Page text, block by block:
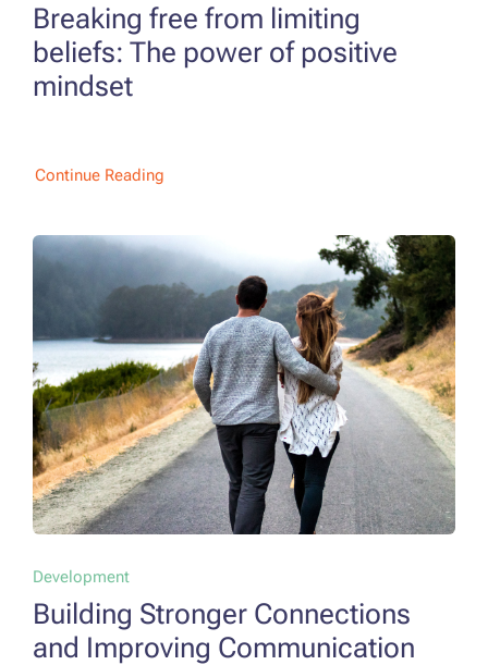
Breaking free from limiting
beliefs: The power of positive
mindset
Continue Reading
Development
Building Stronger Connections
and Improving Communication